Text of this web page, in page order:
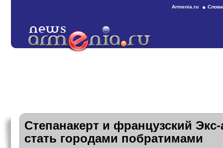
Armenia.ru
Степанакерт и французский
стать городами побратимами